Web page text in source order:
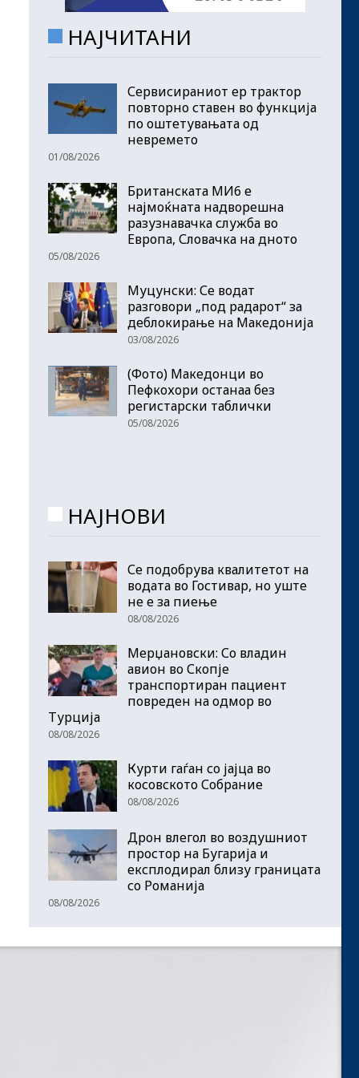
НАЈЧИТАНИ
Сервисираниот ер трактор
повторно ставен во функција
по оштетувањата од
невремето
01/08/2026
Британската МИ6 е
најмоќната надворешна
разузнавачка служба во
Европа, Словачка на дното
05/08/2026
Муцунски: Се водат
разговори „под радарот“ за
деблокирање на Македонија
03/08/2026
(Фото) Македонци во
Пефкохори останаа без
регистарски таблички
05/08/2026
НАЈНОВИ
Се подобрува квалитетот на
водата во Гостивар, но уште
не е за пиење
08/08/2026
Мерџановски: Со владин
авион во Скопје
транспортиран пациент
повреден на одмор во
Турција
08/08/2026
Курти гаѓан со јајца во
косовското Собрание
08/08/2026
Дрон влегол во воздушниот
простор на Бугарија и
експлодирал близу границата
со Романија
08/08/2026